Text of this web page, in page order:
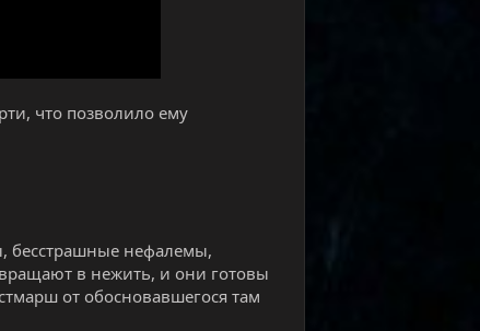
что позволило ему
бесстрашные нефалемы,
в нежить, и они готовы
от обосновавшегося там